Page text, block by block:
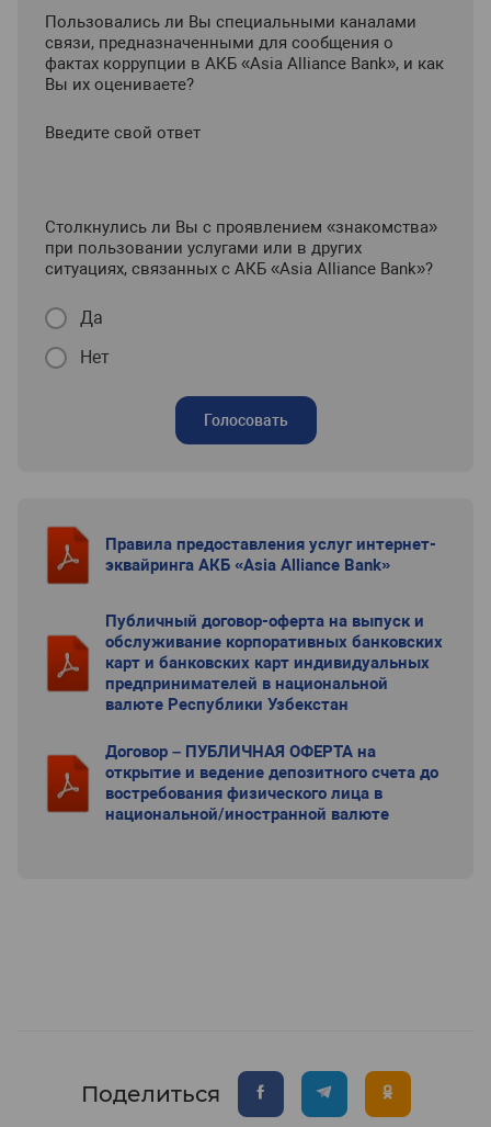
Пользовались ли Вы специальными каналами
связи, предназначенными для сообщения о
фактах коррупции в АКБ «Asia Alliance Bank», и как
Вы их оцениваете?
Введите свой ответ
Столкнулись ли Вы с проявлением «знакомства»
при пользовании услугами или в других
ситуациях, связанных с АКБ «Asia Alliance Bank»?
Да
Нет
Голосовать
Правила предоставления услуг интернет-
эквайринга АКБ «Asia Alliance Bank»
Публичный договор-оферта на выпуск и
обслуживание корпоративных банковских
карт и банковских карт индивидуальных
предпринимателей в национальной
валюте Республики Узбекстан
Договор – ПУБЛИЧНАЯ ОФЕРТА на
открытие и ведение депозитного счета до
востребования физического лица в
национальной/иностранной валюте
Поделиться